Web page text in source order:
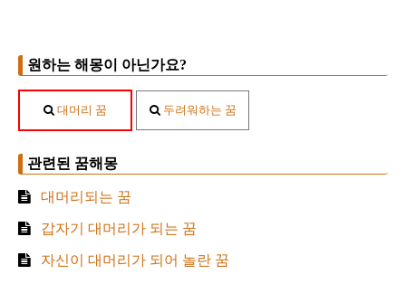
원하는 해몽이 아닌가요?
대머리 꿈 두려워하는 꿈
관련된 꿈해몽
대머리되는 꿈
갑자기 대머리가 되는 꿈
자신이 대머리가 되어 놀란 꿈